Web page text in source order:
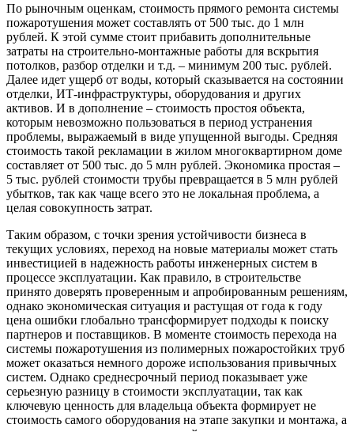
По рыночным оценкам, стоимость прямого ремонта системы
пожаротушения может составлять от 500 тыс. до 1 млн
рублей. К этой сумме стоит прибавить дополнительные
затраты на строительно-монтажные работы для вскрытия
потолков, разбор отделки и т.д. – минимум 200 тыс. рублей.
Далее идет ущерб от воды, который сказывается на состоянии
отделки, ИТ-инфраструктуры, оборудования и других
активов. И в дополнение – стоимость простоя объекта,
которым невозможно пользоваться в период устранения
проблемы, выражаемый в виде упущенной выгоды. Средняя
стоимость такой рекламации в жилом многоквартирном доме
составляет от 500 тыс. до 5 млн рублей. Экономика простая –
5 тыс. рублей стоимости трубы превращается в 5 млн рублей
убытков, так как чаще всего это не локальная проблема, а
целая совокупность затрат.
Таким образом, с точки зрения устойчивости бизнеса в
текущих условиях, переход на новые материалы может стать
инвестицией в надежность работы инженерных систем в
процессе эксплуатации. Как правило, в строительстве
принято доверять проверенным и апробированным решениям,
однако экономическая ситуация и растущая от года к году
цена ошибки глобально трансформирует подходы к поиску
партнеров и поставщиков. В моменте стоимость перехода на
системы пожаротушения из полимерных пожаростойких труб
может оказаться немного дороже использования привычных
систем. Однако среднесрочный период показывает уже
серьезную разницу в стоимости эксплуатации, так как
ключевую ценность для владельца объекта формирует не
стоимость самого оборудования на этапе закупки и монтажа, а